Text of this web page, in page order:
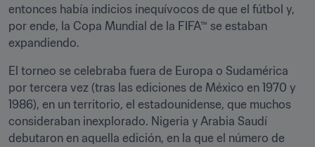
entonces había indicios inequívocos de que el fútbol y,
por ende, la Copa Mundial de la FIFA™ se estaban
expandiendo.
El torneo se celebraba fuera de Europa o Sudamérica
por tercera vez (tras las ediciones de México en 1970 y
1986), en un territorio, el estadounidense, que muchos
consideraban inexplorado. Nigeria y Arabia Saudí
debutaron en aquella edición, en la que el número de